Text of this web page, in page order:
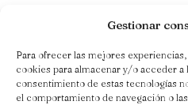
Gestionar
Para ofrecer las mejores
cookies para almacenar y/o acceder
consentimiento de estas tecnologías
el comportamiento de navegación o